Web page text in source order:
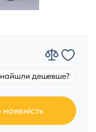
дешевше?